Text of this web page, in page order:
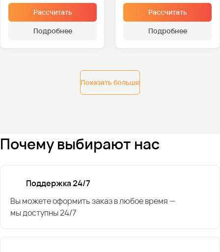
Рассчитать
Подробнее
Рассчитать
Подробнее
Показать больше
Почему выбирают нас
Поддержка 24/7
Вы можете оформить заказ в любое время —
мы доступны 24/7